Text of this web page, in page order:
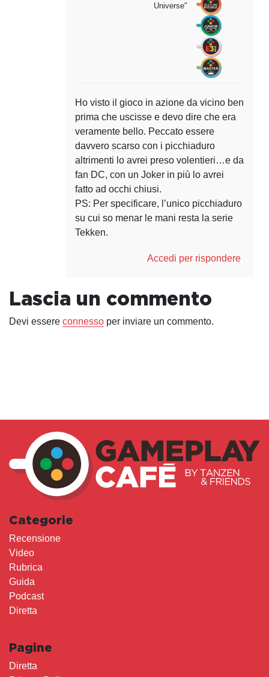
Universe"
Ho visto il gioco in azione da vicino ben
prima che uscisse e devo dire che era
veramente bello. Peccato essere
davvero scarso con i picchiaduro
altrimenti lo avrei preso volentieri…e da
fan DC, con un Joker in più lo avrei
fatto ad occhi chiusi.
PS: Per specificare, l’unico picchiaduro
su cui so menar le mani resta la serie
Tekken.
Accedi per rispondere
Lascia un commento
Devi essere connesso per inviare un commento.
Categorie
Recensione
Video
Rubrica
Guida
Podcast
Diretta
Pagine
Diretta